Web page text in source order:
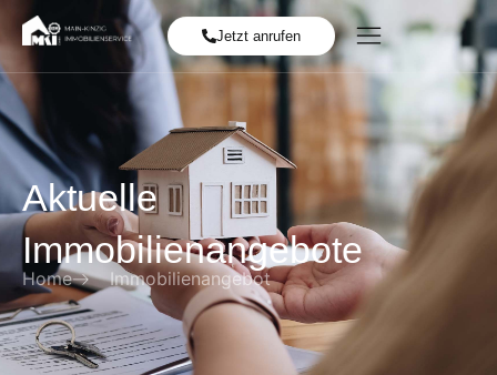
Jetzt anrufen
Aktuelle
Immobilienangebote
Home Immobilienangebot